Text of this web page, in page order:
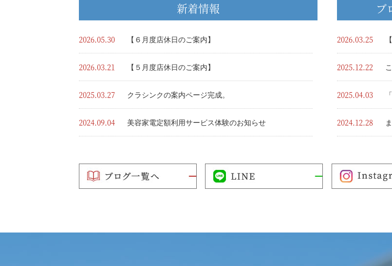
新着情報
2026.05.30 【６月度店休日のご案内】
2026.03.21 【５月度店休日のご案内】
2025.03.27 クラシンクの案内ページ完成。
2024.09.04 美容家電定額利用サービス体験のお知らせ
ブ
2026.03.25
2025.12.22
2025.04.03
2024.12.28